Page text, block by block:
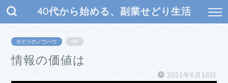
40代から始める、副業せどり生活
せどりのノウハウ PR
情報の価値は
2021年6月18日